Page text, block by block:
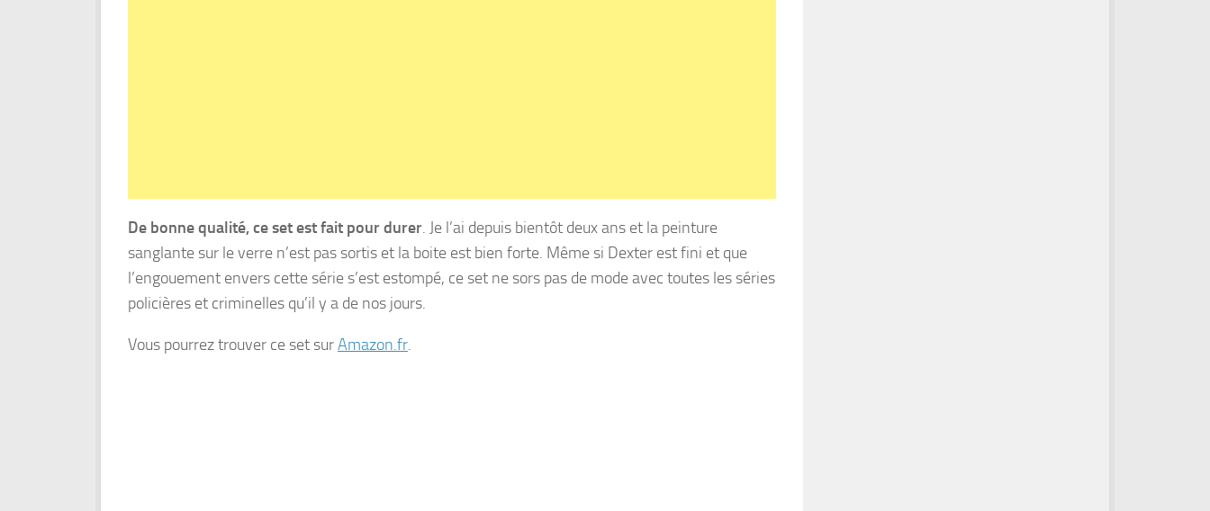
De bonne qualité, ce set est fait pour durer. Je l’ai depuis bientôt deux ans et la peinture
sanglante sur le verre n’est pas sortis et la boite est bien forte. Même si Dexter est fini et que
l’engouement envers cette série s’est estompé, ce set ne sors pas de mode avec toutes les séries
policières et criminelles qu’il y a de nos jours.
Vous pourrez trouver ce set surAmazon.fr.